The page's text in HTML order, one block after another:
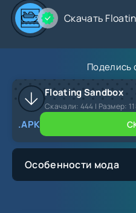
Скачать
Поделись
Floating Sandbox
Скачали: 444 | Размер:
.APK
Особенности мода